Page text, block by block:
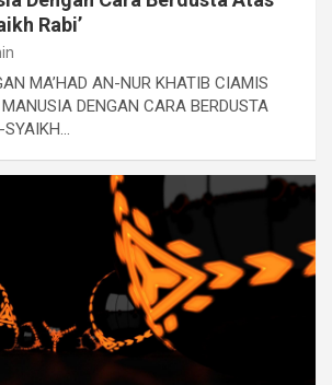
Rabi’
MA’HAD AN-NUR KHATIB CIAMIS
DENGAN CARA BERDUSTA